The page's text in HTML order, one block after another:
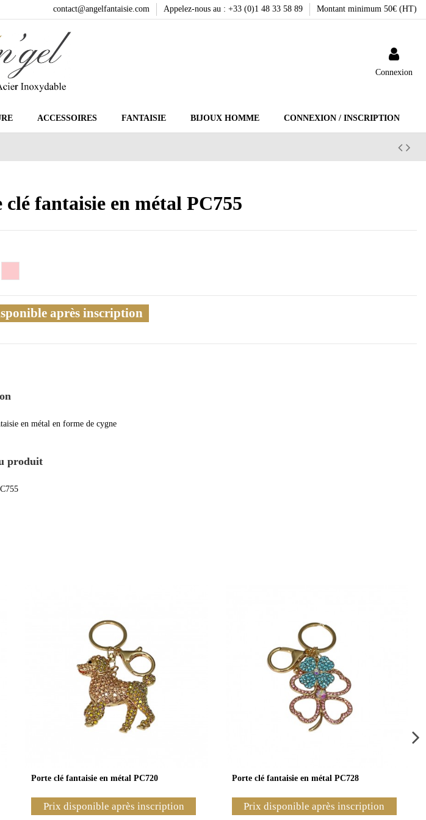
contact@angelfantaisie.com Appelez-nous au : +33 (0)1 48 33 58 89 Montant minimum 50€ (HT)
Connexion
ACCESSOIRES FANTAISIE BIJOUX HOMME CONNEXION / INSCRIPTION
clé fantaisie en métal PC755
après inscription
en métal en forme de cygne
produit
Porte clé fantaisie en métal PC720
Prix disponible après inscription
Porte clé fantaisie en métal PC728
Prix disponible après inscription